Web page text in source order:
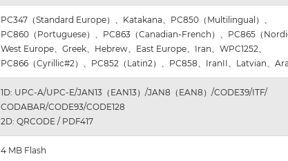
PC347（Standard Europe）、Katakana、PC850（Multilingual）、
PC860（Portuguese）、PC863（Canadian-French）、PC865（Nordic
West Europe、Greek、Hebrew、East Europe、Iran、WPC1252、
PC866（Cyrillic#2）、PC852（Latin2）、PC858、IranII、Latvian、
1D: UPC-A/UPC-E/JAN13（EAN13）/JAN8（EAN8）/CODE39/ITF/
CODABAR/CODE93/CODE128
2D: QRCODE / PDF417
4 MB Flash